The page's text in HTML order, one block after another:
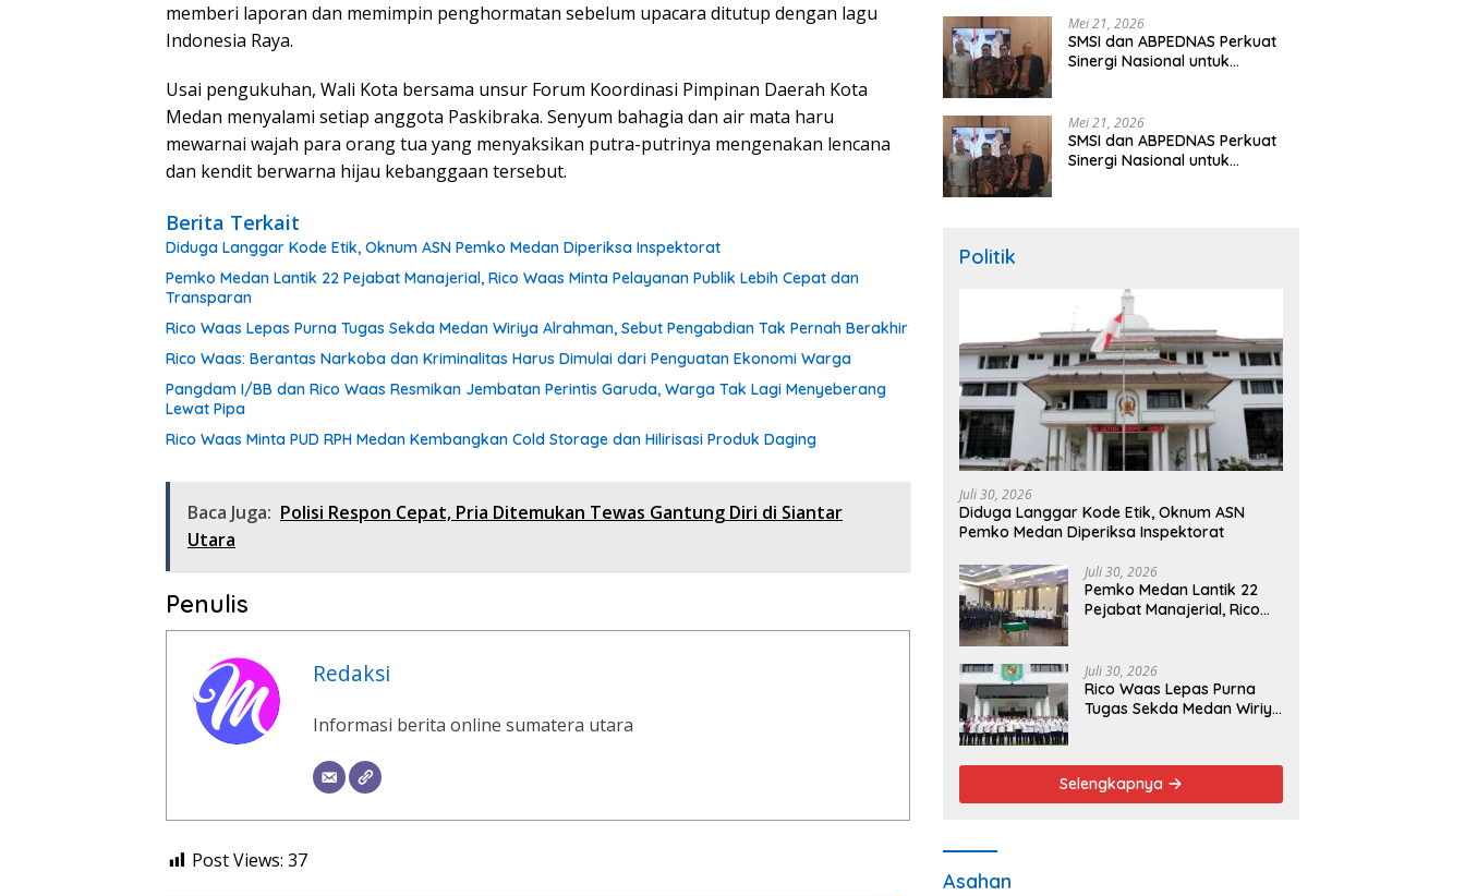
memberi laporan dan memimpin penghormatan sebelum upacara ditutup dengan lagu
Indonesia Raya.
Usai pengukuhan, Wali Kota bersama unsur Forum Koordinasi Pimpinan Daerah Kota
Medan menyalami setiap anggota Paskibraka. Senyum bahagia dan air mata haru
mewarnai wajah para orang tua yang menyaksikan putra-putrinya mengenakan lencana
dan kendit berwarna hijau kebanggaan tersebut.
Berita Terkait
Diduga Langgar Kode Etik, Oknum ASN Pemko Medan Diperiksa Inspektorat
Pemko Medan Lantik 22 Pejabat Manajerial, Rico Waas Minta Pelayanan Publik Lebih Cepat dan
Transparan
Rico Waas Lepas Purna Tugas Sekda Medan Wiriya Alrahman, Sebut Pengabdian Tak Pernah Berakhir
Rico Waas: Berantas Narkoba dan Kriminalitas Harus Dimulai dari Penguatan Ekonomi Warga
Pangdam I/BB dan Rico Waas Resmikan Jembatan Perintis Garuda, Warga Tak Lagi Menyeberang
Lewat Pipa
Rico Waas Minta PUD RPH Medan Kembangkan Cold Storage dan Hilirisasi Produk Daging
Baca Juga: Polisi Respon Cepat, Pria Ditemukan Tewas Gantung Diri di Siantar
Utara
Penulis
Redaksi
Informasi berita online sumatera utara
Post Views: 37
Mei 21, 2026
SMSI dan ABPEDNAS Perkuat
Sinergi Nasional untuk
Mei 21, 2026
SMSI dan ABPEDNAS Perkuat
Sinergi Nasional untuk
Politik
Juli 30, 2026
Diduga Langgar Kode Etik, Oknum ASN
Pemko Medan Diperiksa Inspektorat
Juli 30, 2026
Pemko Medan Lantik 22
Pejabat Manajerial, Rico
Transparan
Juli 30, 2026
Rico Waas Lepas Purna
Tugas Sekda Medan Wiriya
Berakhir
Selengkapnya
Asahan